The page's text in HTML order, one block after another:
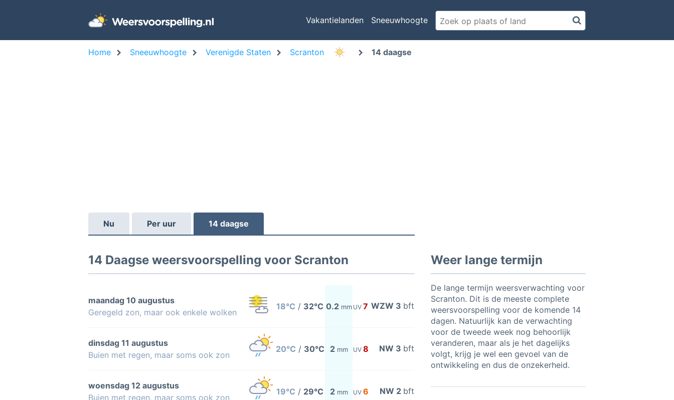
Vakantielanden Sneeuwhoogte
Home Sneeuwhoogte Verenigde Staten Scranton 14 daagse
Nu Per uur 14 daagse
14 Daagse weersvoorspelling voor Scranton
maandag 10 augustus
Geregeld zon, maar ook enkele wolken
18°C / 32°C 0.2 mm UV 7 WZW 3 bft
dinsdag 11 augustus
Buien met regen, maar soms ook zon
20°C / 30°C 2 mm UV 8 NW 3 bft
woensdag 12 augustus
Buien met regen, maar soms ook zon
19°C / 29°C 2 mm UV 6 NW 2 bft
Weer lange termijn
De lange termijn weersverwachting voor
Scranton. Dit is de meeste complete
weersvoorspelling voor de komende 14
dagen. Natuurlijk kan de verwachting
voor de tweede week nog behoorlijk
veranderen, maar als je het dagelijks
volgt, krijg je wel een gevoel van de
ontwikkeling en dus de onzekerheid.